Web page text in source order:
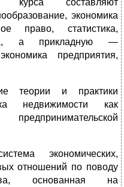
экономика
право, статистика,
а прикладную —
предприятия,
теории и практики
недвижимости как
экономических,
отношений по поводу
основанная на